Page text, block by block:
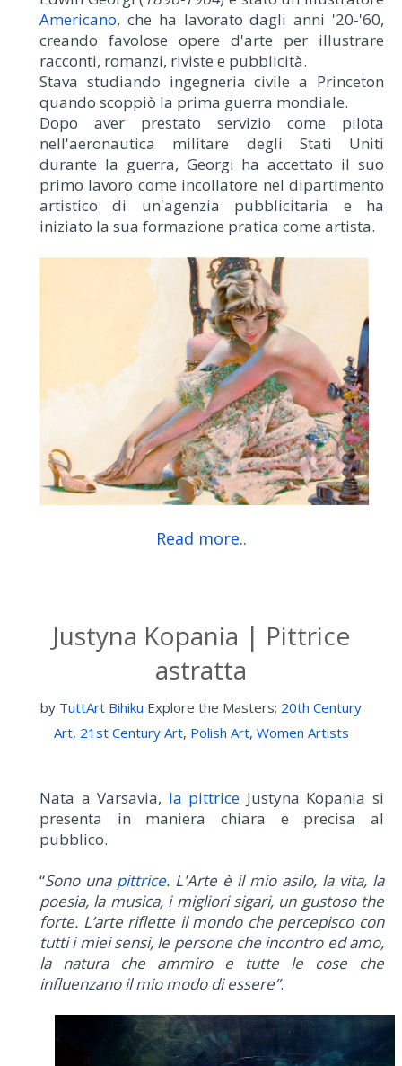
Americano, che ha lavorato dagli anni '20-'60,
creando favolose opere d'arte per illustrare
racconti, romanzi, riviste e pubblicità.
Stava studiando ingegneria civile a Princeton
quando scoppiò la prima guerra mondiale.
Dopo aver prestato servizio come pilota
nell'aeronautica militare degli Stati Uniti
durante la guerra, Georgi ha accettato il suo
primo lavoro come incollatore nel dipartimento
artistico di un'agenzia pubblicitaria e ha
iniziato la sua formazione pratica come artista.
Read more..
Justyna Kopania | Pittrice
astratta
by TuttArt Bihiku Explore the Masters: 20th Century
Art, 21st Century Art, Polish Art, Women Artists
Nata a Varsavia, la pittrice Justyna Kopania si
presenta in maniera chiara e precisa al
pubblico.
“Sono una pittrice. L'Arte è il mio asilo, la vita, la
poesia, la musica, i migliori sigari, un gustoso the
forte. L’arte riflette il mondo che percepisco con
tutti i miei sensi, le persone che incontro ed amo,
la natura che ammiro e tutte le cose che
influenzano il mio modo di essere”.